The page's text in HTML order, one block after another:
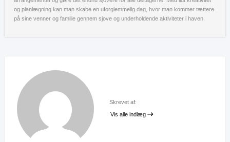
og planlægning kan man skabe en uforglemmelig dag, hvor man kommer tættere
på sine venner og familie gennem sjove og underholdende aktiviteter i haven.
Skrevet af:
Vis alle indlæg